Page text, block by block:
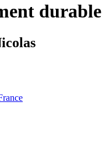
durable